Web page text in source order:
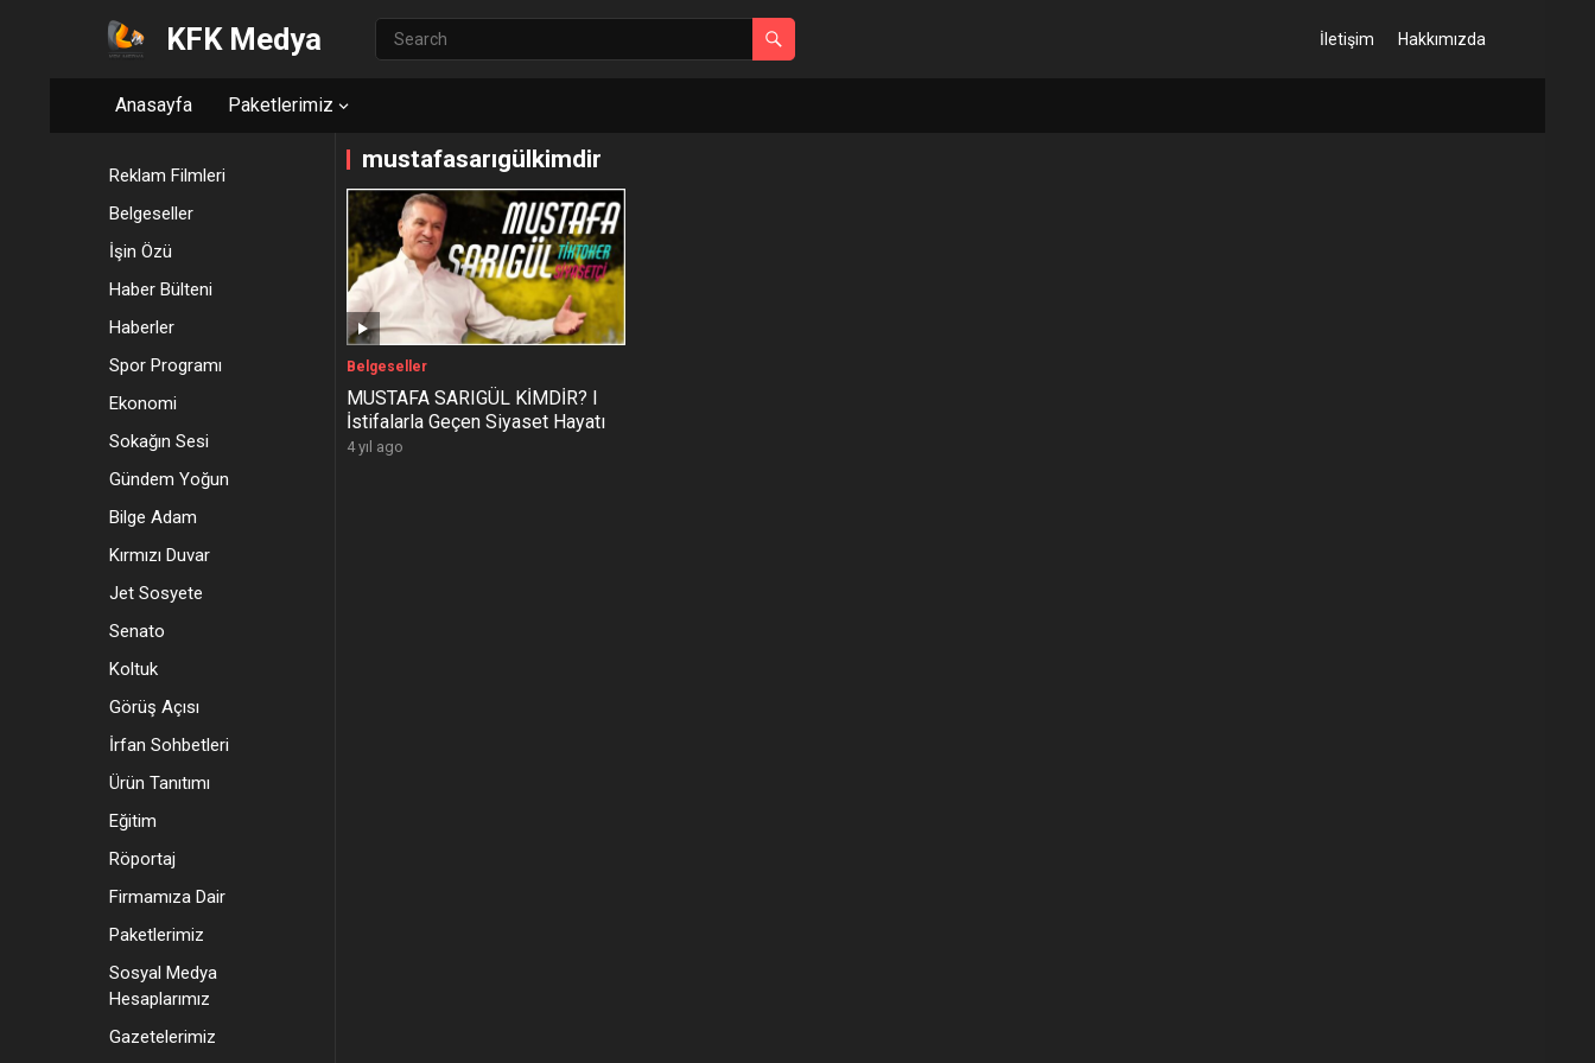
KFK Medya İletişim Hakkımızda
Anasayfa Paketlerimiz
Reklam Filmleri
Belgeseller
İşin Özü
Haber Bülteni
Haberler
Spor Programı
Ekonomi
Sokağın Sesi
Gündem Yoğun
Bilge Adam
Kırmızı Duvar
Jet Sosyete
Senato
Koltuk
Görüş Açısı
İrfan Sohbetleri
Ürün Tanıtımı
Eğitim
Röportaj
Firmamıza Dair
Paketlerimiz
Sosyal Medya
Hesaplarımız
Gazetelerimiz
mustafasarıgülkimdir
Belgeseller
MUSTAFA SARIGÜL KİMDİR? I
İstifalarla Geçen Siyaset Hayatı
4 yıl ago